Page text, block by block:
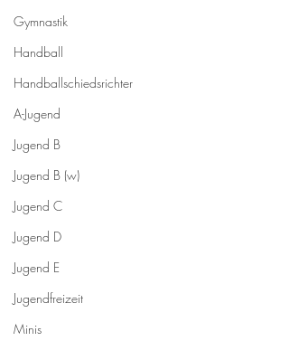
Gymnastik
Handball
Handballschiedsrichter
A-Jugend
Jugend B
Jugend B (w)
Jugend C
Jugend D
Jugend E
Jugendfreizeit
Minis